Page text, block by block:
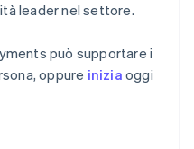
leader nel settore.
può supportare i
oppure inizia oggi